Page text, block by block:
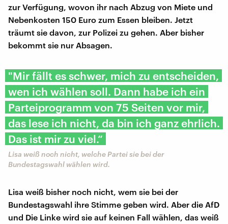
zur Verfügung, wovon ihr nach Abzug von Miete und
Nebenkosten 150 Euro zum Essen bleiben. Jetzt
träumt sie davon, zur Polizei zu gehen. Aber bisher
bekommt sie nur Absagen.
"Mir fällt es schwer, mich zu entscheiden,
wen ich wählen soll. Dann habe ich ein
Parteiprogramm von 75 Seiten vor mir,
das lese ich nicht, da bin ich ganz ehrlich.
Das ist mir zu viel.“
Lisa weiß noch nicht, welche Partei sie bei der
Bundestagswahl wählen wird.
Lisa weiß bisher noch nicht, wem sie bei der
Bundestagswahl ihre Stimme geben wird. Aber die AfD
und Die Linke wird sie auf keinen Fall wählen, das weiß